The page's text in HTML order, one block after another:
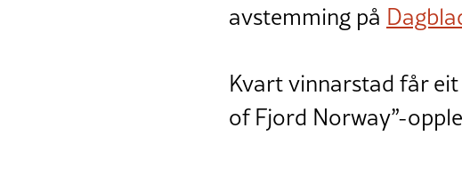
avstemming på
Kvart vinnarstad får eit
of Fjord Norway”-